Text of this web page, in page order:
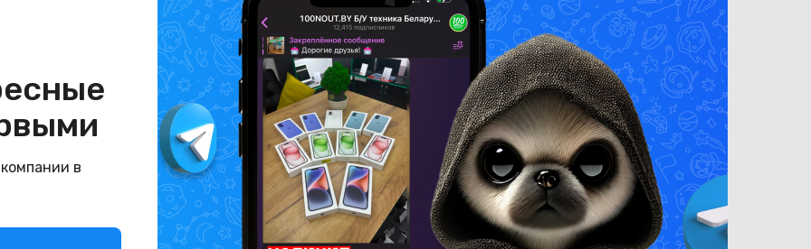
в